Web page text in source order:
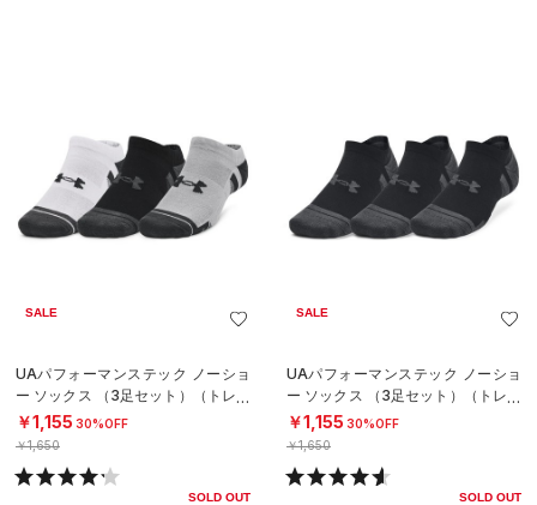
SALE
UAパフォーマンステック ノーショ
ー ソックス （3足セット）（トレー
ニング/UNISEX）
￥1,155 30%OFF
￥1,650
SOLD OUT
SALE
UAパフォーマンステック ノーショ
ー ソックス （3足セット）（トレー
ニング/UNISEX）
￥1,155 30%OFF
￥1,650
SOLD OUT